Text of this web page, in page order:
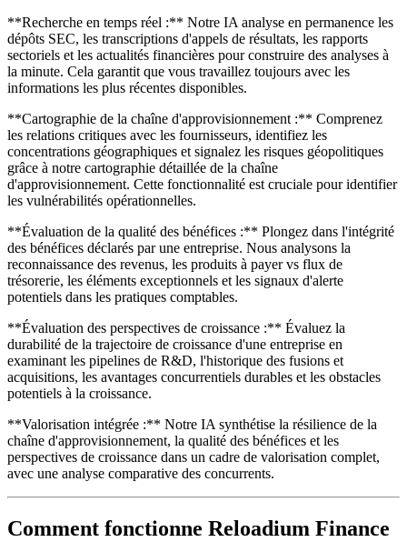
**Recherche en temps réel :** Notre IA analyse en permanence les
dépôts SEC, les transcriptions d'appels de résultats, les rapports
sectoriels et les actualités financières pour construire des analyses à
la minute. Cela garantit que vous travaillez toujours avec les
informations les plus récentes disponibles.
**Cartographie de la chaîne d'approvisionnement :** Comprenez
les relations critiques avec les fournisseurs, identifiez les
concentrations géographiques et signalez les risques géopolitiques
grâce à notre cartographie détaillée de la chaîne
d'approvisionnement. Cette fonctionnalité est cruciale pour identifier
les vulnérabilités opérationnelles.
**Évaluation de la qualité des bénéfices :** Plongez dans l'intégrité
des bénéfices déclarés par une entreprise. Nous analysons la
reconnaissance des revenus, les produits à payer vs flux de
trésorerie, les éléments exceptionnels et les signaux d'alerte
potentiels dans les pratiques comptables.
**Évaluation des perspectives de croissance :** Évaluez la
durabilité de la trajectoire de croissance d'une entreprise en
examinant les pipelines de R&D, l'historique des fusions et
acquisitions, les avantages concurrentiels durables et les obstacles
potentiels à la croissance.
**Valorisation intégrée :** Notre IA synthétise la résilience de la
chaîne d'approvisionnement, la qualité des bénéfices et les
perspectives de croissance dans un cadre de valorisation complet,
avec une analyse comparative des concurrents.
Comment fonctionne Reloadium Finance